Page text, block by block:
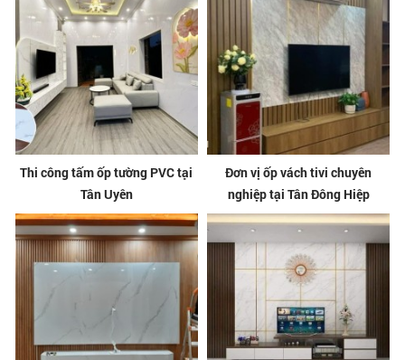
Thi công tấm ốp tường PVC tại
Tân Uyên
Đơn vị ốp vách tivi chuyên
nghiệp tại Tân Đông Hiệp